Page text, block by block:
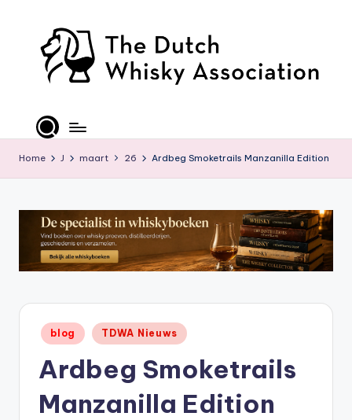
D
W
A
-
O
ffi
or
Home J maart 26 Ardbeg Smoketrails Manzanilla Edition
Geplaatst
in
blog TDWA Nieuws
Ardbeg Smoketrails
Manzanilla Edition